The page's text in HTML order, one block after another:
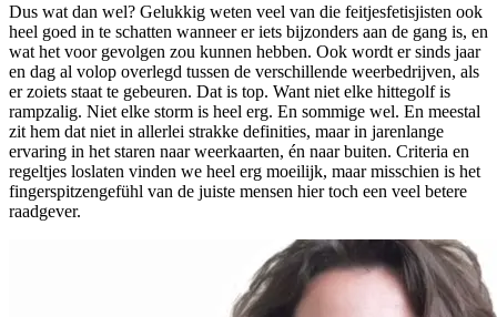
Dus wat dan wel? Gelukkig weten veel van die feitjesfetisjisten ook
heel goed in te schatten wanneer er iets bijzonders aan de gang is, en
wat het voor gevolgen zou kunnen hebben. Ook wordt er sinds jaar
en dag al volop overlegd tussen de verschillende weerbedrijven, als
er zoiets staat te gebeuren. Dat is top. Want niet elke hittegolf is
rampzalig. Niet elke storm is heel erg. En sommige wel. En meestal
zit hem dat niet in allerlei strakke definities, maar in jarenlange
ervaring in het staren naar weerkaarten, én naar buiten. Criteria en
regeltjes loslaten vinden we heel erg moeilijk, maar misschien is het
fingerspitzengefühl van de juiste mensen hier toch een veel betere
raadgever.